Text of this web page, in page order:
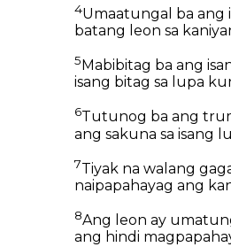
4Umaatungal ba ang
batang leon sa
5 Mabibitag ba ang
isang bitag sa lupa
6Tutunog ba ang
ang sakuna sa isang
7Tiyak na walang
naipapahayag ang
8Ang leon ay
ang hindi